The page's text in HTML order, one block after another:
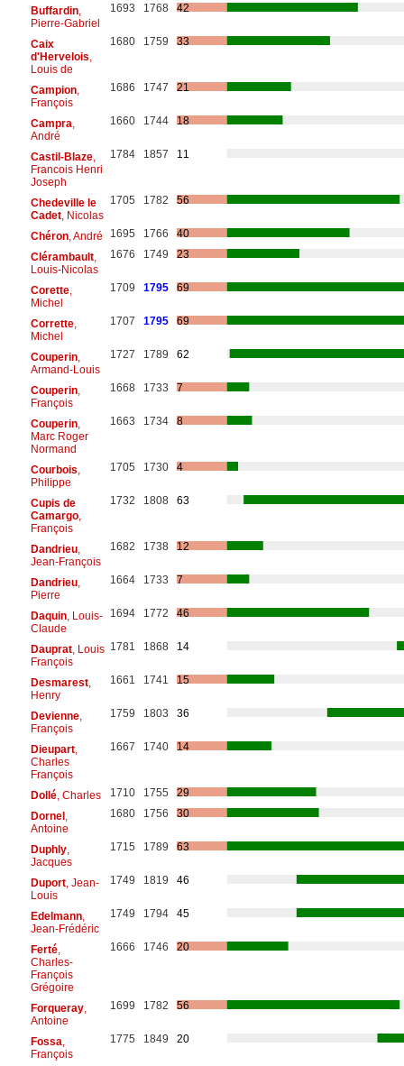
Buffardin,
Pierre-Gabriel
1693 1768 42
Caix
d'Hervelois
Louis de
1680 1759 33
Campion,
François
1686 1747 21
Campra
André
1660 1744 18
Castil-Blaze,
Francois Henri
Joseph
1784 1857 11
Chedeville le
Cadet, Nicolas
1705 1782 56
Chéron, André 1695 1766
40
Clérambault,
Louis-Nicolas
1676 1749 23
Corette,
Michel
1709 1795 69
Corrette,
Michel
1707 1795 69
Couperin,
Armand-Louis
1727 1789 62
Couperin,
François
1668 1733 7
Couperin,
Marc Roger
Normand
1663 1734 8
Courbois
Philippe
1705 1730 4
Cupis de
Camargo,
François
1732 1808 63
Dandrieu,
Jean-François
1682 1738 12
Dandrieu,
Pierre
1664 1733 7
Daquin, Louis-
Claude
1694 1772 46
Dauprat, Louis
François
1781 1868 14
Desmarest,
Henry
1661 1741 15
Devienne,
François
1759 1803 36
Dieupart,
Charles
François
1667 1740 14
Dollé, Charles 1710 1755
29
Dornel,
Antoine
1680 1756 30
Duphly,
Jacques
1715 1789 63
Duport, Jean-
Louis
1749 1819 46
Edelmann,
Jean-Frédéric
1749 1794 45
Ferté,
Charles-
François
Grégoire
1666 1746 20
Forqueray,
Antoine
1699 1782 56
Fossa
François
1775 1849 20